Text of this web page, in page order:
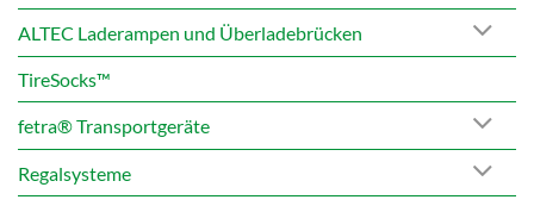
ALTEC Laderampen und Überladebrücken
TireSocks™
fetra® Transportgeräte
Regalsysteme